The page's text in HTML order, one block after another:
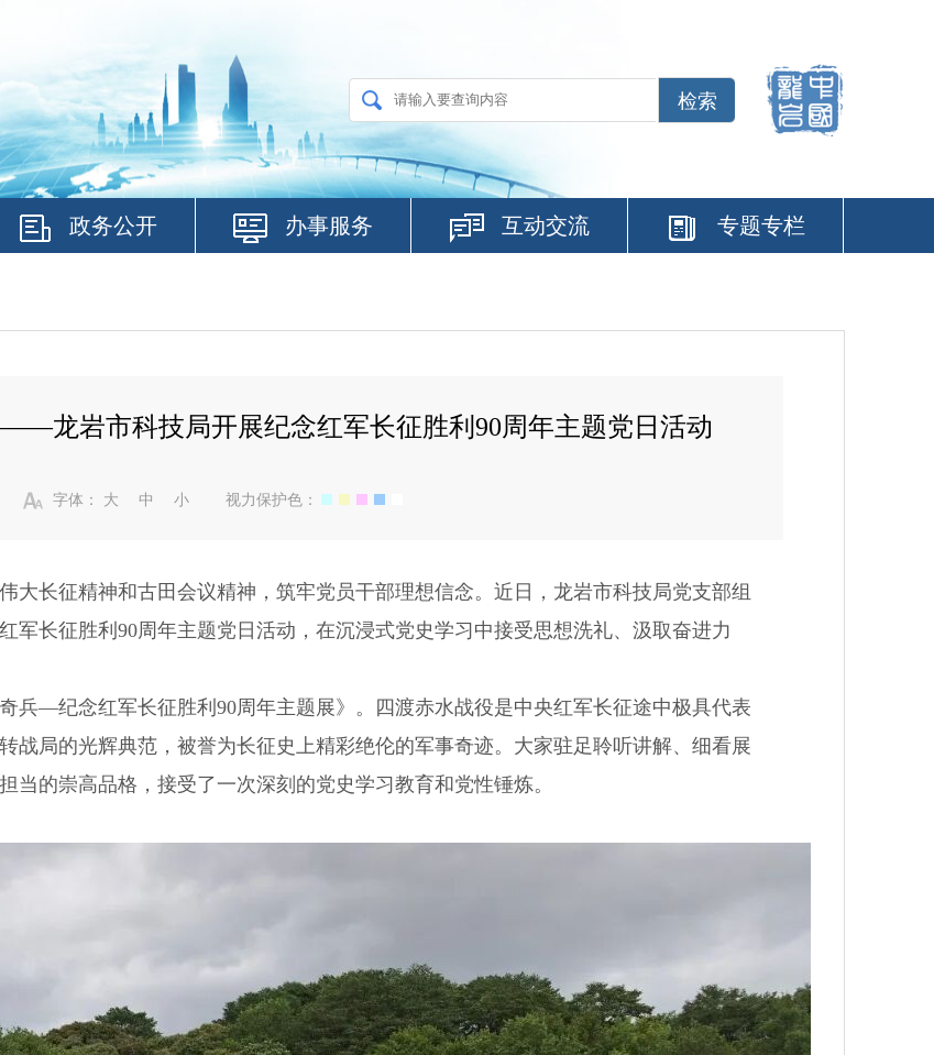
政务公开 办事服务 互动交流 专题专栏
龙岩市科技局开展纪念红军长征胜利90周年主题党日活动
字体： 大 中 小 视力保护色：
长征精神和古田会议精神，筑牢党员干部理想信念。近日，龙岩市科技局党支部组
军长征胜利90周年主题党日活动，在沉浸式党史学习中接受思想洗礼、汲取奋进力
—纪念红军长征胜利90周年主题展》。四渡赤水战役是中央红军长征途中极具代表
战局的光辉典范，被誉为长征史上精彩绝伦的军事奇迹。大家驻足聆听讲解、细看展
当的崇高品格，接受了一次深刻的党史学习教育和党性锤炼。